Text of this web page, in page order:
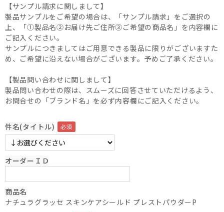
【サンプル請求に関しまして】
製品サンプルをご希望の場合は、「サンプル請求」をご選択の
上、「①製品名②お届け先ご住所③ご希望の商品名」を内容欄に
ご記入ください。
サンプルにつきましてはご用意できる製品に限りがございますた
め、ご希望に沿えない場合がございます。予めご了承ください。
【製品問い合わせに関しまして】
製品問い合わせの際は、スムーズに回答させていただけるよう、
お問合せの「ブランド名」を必ず内容欄にご記入ください。
件名(タイトル)
オーダーＩＤ
商品名
ナチュラグラッセ スキンケアシールド プレストパウダーP